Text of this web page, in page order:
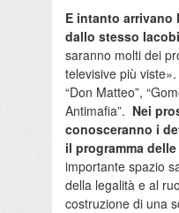
E intanto arrivano
dallo stesso
saranno molti dei
televisive più
“Don Matteo”,
Antimafia”. Nei
conosceranno i
il programma
importante spazio
della legalità e al
costruzione di una